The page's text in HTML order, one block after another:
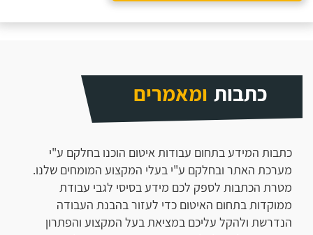
כתבות ומאמרים
כתבות המידע בתחום עבודות איטום הוכנו בחלקם ע"י
מערכת האתר ובחלקם ע"י בעלי המקצוע המומחים שלנו.
מטרת הכתבות לספק לכם מידע בסיסי לגבי עבודת
ממוקדות בתחום האיטום כדי לעזור בהבנת העבודה
הנדרשת ולהקל עליכם במציאת בעל המקצוע והפתרון